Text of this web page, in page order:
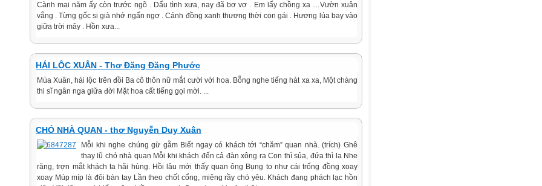
Cành mai năm ấy còn trước ngõ . Dấu tình xưa, nay đã bơ vơ . Em lấy chồng xa …Vườn xuân
vắng . Từng gốc si già nhớ ngẩn ngơ . Cánh đồng xanh thương thời con gái . Hương lúa bay vào
giữa trời mây . Hồn xưa...
HÁI LỘC XUÂN - Thơ Đặng Đăng Phước
Mùa Xuân, hái lộc trên đồi Ba cô thôn nữ mắt cười với hoa. Bỗng nghe tiếng hát xa xa, Một chàng
thi sĩ ngân nga giữa đời Mặt hoa cất tiếng gọi mời. ...
CHÓ NHÀ QUAN - thơ Nguyễn Duy Xuân
Mỗi khi nghe chúng gừ gằm Biết ngay có khách tới “chăm” quan nhà. (trích) Ghê
thay lũ chó nhà quan Mỗi khi khách đến cả đàn xông ra Con thì sủa, đứa thì la Nhe
răng, trợn mắt khách ta hãi hùng. Hồi lâu mới thấy quan ông Bụng to như cái trống đồng xoay
xoay Múp míp là đôi bàn tay Lần theo chốt cổng, miệng rầy chó yêu. Khách đang phách lạc hồn